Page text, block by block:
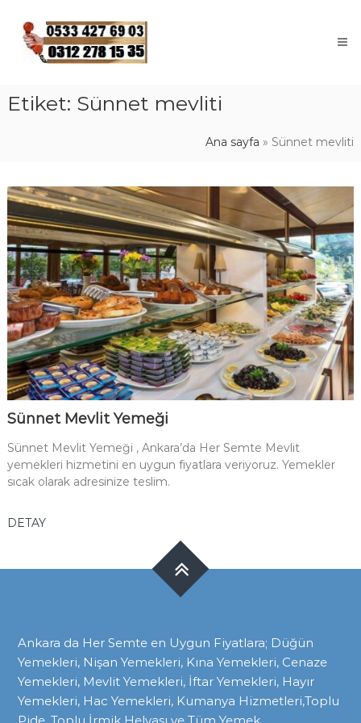
content
Etiket: Sünnet mevliti
Ana sayfa » Sünnet mevliti
Sünnet Mevlit Yemeği
Sünnet Mevlit Yemeği , Ankara’da Her Semte Mevlit
yemekleri hizmetini en uygun fiyatlara veriyoruz. Yemekler
sıcak olarak adresinize teslim.
DETAY
Ankara da Her Semte en Uygun Fiyatlara; Düğün
Yemekleri, Nişan Yemekleri, Kına Yemekleri, Cenaze
Yemekleri, Mevlit Yemekleri, İftar Yemekleri, Hayır
Yemekleri, Hac Yemekleri, Kumanya Hizmetleri,Toplu